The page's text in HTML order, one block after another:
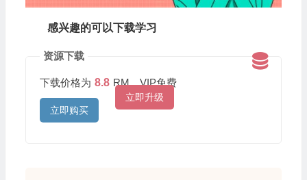
感兴趣的可以下载学习
资源下载
下载价格为 8.8 RM，VIP免费
立即升级
立即购买